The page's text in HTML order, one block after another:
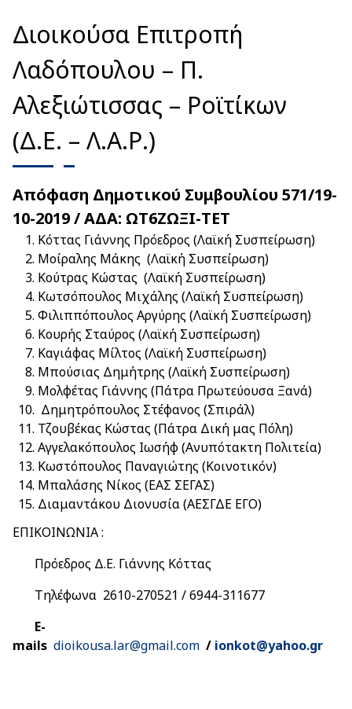
Διοικούσα Επιτροπή
Λαδόπουλου – Π.
Αλεξιώτισσας – Ροϊτίκων
(Δ.Ε. – Λ.Α.Ρ.)
Απόφαση Δημοτικού Συμβουλίου 571/19-
10-2019 / ΑΔΑ: ΩΤ6ΖΩΞΙ-ΤΕΤ
Κόττας Γιάννης Πρόεδρος (Λαϊκή Συσπείρωση)
Μοίραλης Μάκης (Λαϊκή Συσπείρωση)
Κούτρας Κώστας (Λαϊκή Συσπείρωση)
Κωτσόπουλος Μιχάλης (Λαϊκή Συσπείρωση)
Φιλιππόπουλος Αργύρης (Λαϊκή Συσπείρωση)
Κουρής Σταύρος (Λαϊκή Συσπείρωση)
Καγιάφας Μίλτος (Λαϊκή Συσπείρωση)
Μπούσιας Δημήτρης (Λαϊκή Συσπείρωση)
Μολφέτας Γιάννης (Πάτρα Πρωτεύουσα Ξανά)
Δημητρόπουλος Στέφανος (Σπιράλ)
Τζουβέκας Κώστας (Πάτρα Δική μας Πόλη)
Αγγελακόπουλος Ιωσήφ (Ανυπότακτη Πολιτεία)
Κωστόπουλος Παναγιώτης (Κοινοτικόν)
Μπαλάσης Νίκος (ΕΑΣ ΣΕΓΑΣ)
Διαμαντάκου Διονυσία (ΑΕΣΓΔΕ ΕΓΟ)
ΕΠΙΚΟΙΝΩΝΙΑ :
Πρόεδρος Δ.Ε. Γιάννης Κόττας
Τηλέφωνα 2610-270521 / 6944-311677
E-
mails dioikousa.lar@gmail.com / ionkot@yahoo.gr